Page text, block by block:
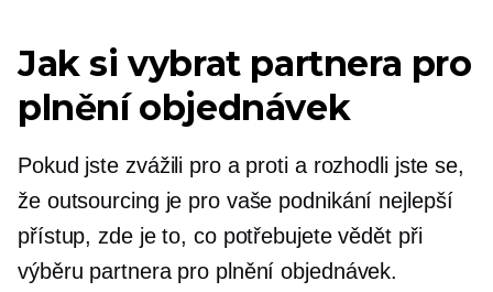
Jak si vybrat partnera pro
plnění objednávek
Pokud jste zvážili pro a proti a rozhodli jste se,
že outsourcing je pro vaše podnikání nejlepší
přístup, zde je to, co potřebujete vědět při
výběru partnera pro plnění objednávek.